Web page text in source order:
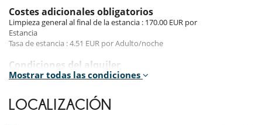
Secadora
Tabla de planchar
Tostadora
En el exterior
Cuna
Silla alta
Costes adicionales obligatorios
Limpieza general al final de la estancia : 170.00 EUR por
Estancia
Tasa de estancia : 4.51 EUR por Adulto/noche
Condiciones del alquiler
- Animales domésticos prohibidos
- Prohibido fumar en el interior de la casa
- Lenguas habladas por el personal doméstico : Inglés - Francés
Mostrar todas las condiciones
LOCALIZACIÓN